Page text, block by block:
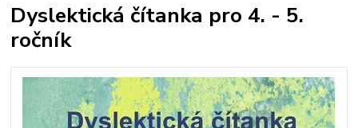
Dyslektická čítanka pro 4. - 5.
ročník